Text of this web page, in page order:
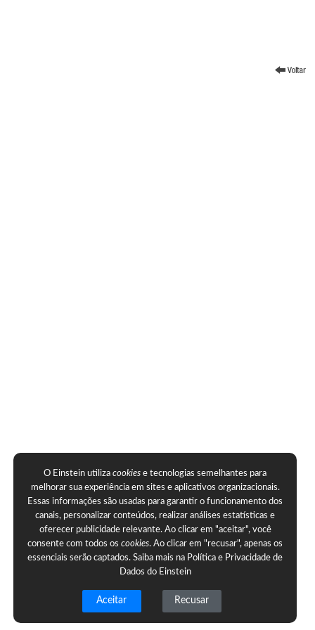
O Einstein utilizacookies e tecnologias semelhantes para
melhorar sua experiência em sites e aplicativos organizacionais.
Essas informações são usadas para garantir o funcionamento dos
canais, personalizar conteúdos, realizar análises estatísticas e
oferecer publicidade relevante. Ao clicar em "aceitar", você
consente com todos oscookies. Ao clicar em "recusar", apenas os
essenciais serão captados. Saiba mais na Política e Privacidade de
Dados do Einstein
Aceitar Recusar